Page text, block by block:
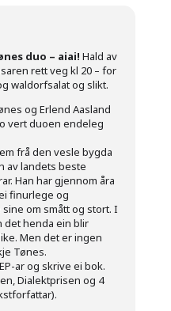
duo – aiai! Hald av
rett veg kl 20 – for
waldorfsalat og slikt.
og Erlend Aasland
vert duoen endeleg
frå den vesle bygda
av landets beste
Han har gjennom åra
finurlege og
om smått og stort. I
det henda ein blir
Men det er ingen
Tønes.
ar og skrive ei bok.
Dialektprisen og 4